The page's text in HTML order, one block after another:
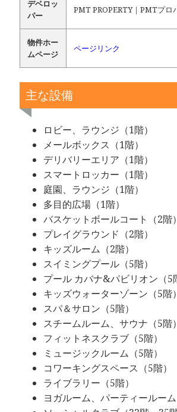
デベロッ
パー
PMT PROPERTY｜PMTプロ
物件ホー
ムページ
ページリンク
主な設備
ロビー、ラウンジ（1階）
メールボックス（1階）
デリバリーエリア（1階）
スマートロッカー（1階）
庭園、ラウンジ（1階）
多目的広場（1階）
バスケットボールコート（2階）
プレイグラウンド（2階）
キッズルーム（2階）
スイミングプール（5階）
プール カバナ&パビリオン（5
キッズウォーターゾーン（5階）
スパ＆サロン（5階）
スチームルーム、サウナ（5階）
フィットネスクラブ（5階）
ミュージックルーム（5階）
コワーキングスペース（5階）
ライブラリー（5階）
ヨガルーム、パーティールーム